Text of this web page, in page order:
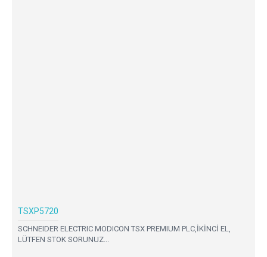
TSXP5720
SCHNEIDER ELECTRIC MODICON TSX PREMIUM PLC,İKİNCİ EL,
LÜTFEN STOK SORUNUZ...